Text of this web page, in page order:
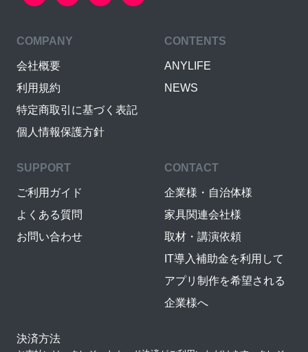
COMPANY
会社概要
利用規約
特定商取引に基づく表記
個人情報保護方針
CONTENTS
ANYLIFE
NEWS
SUPPORT
ご利用ガイド
よくある質問
お問い合わせ
CONTACT
企業様・自治体様
家具関連会社様
取材・講演依頼
IT導入補助金を利用して
アプリ制作を希望される
企業様へ
決済方法